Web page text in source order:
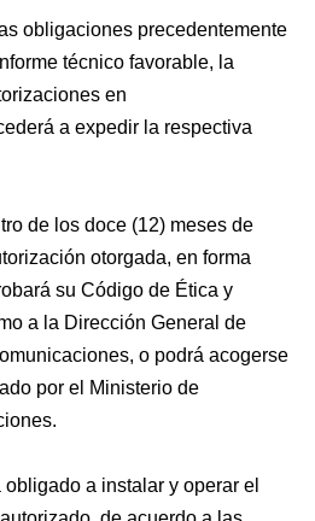
obligaciones precedentemente
técnico favorable, la
en
a expedir la respectiva
de los doce (12) meses de
otorgada, en forma
su Código de Ética y
a la Dirección General de
o podrá acogerse
por el Ministerio de
a instalar y operar el